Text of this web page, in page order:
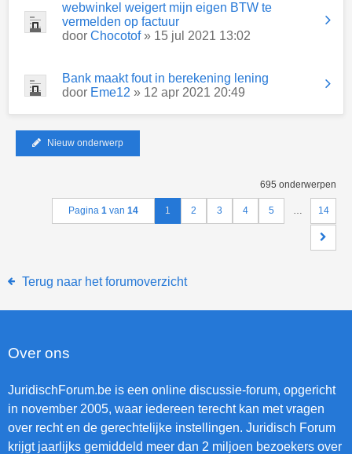
webwinkel weigert mijn eigen BTW te
vermelden op factuur
door Chocotof» 15 jul 2021 13:02
Bank maakt fout in berekening lening
door Eme12 » 12 apr 2021 20:49
Nieuw onderwerp
695 onderwerpen
Pagina 1 van 14 1 2 3 4 5 … 14
Terug naar het forumoverzicht
Over ons
JuridischForum.be is een online discussie-forum, opgericht
in november 2005, waar iedereen terecht kan met vragen
over recht en de gerechtelijke instellingen. Juridisch Forum
krijgt jaarlijks gemiddeld meer dan 2 miljoen bezoekers over